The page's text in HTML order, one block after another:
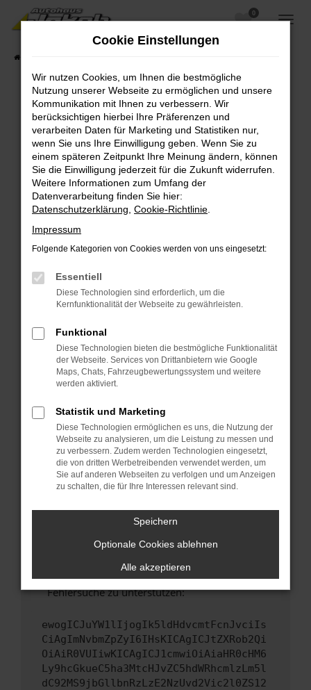
Zum
Hauptinhalt
0
Fehler: Network Error
Beim Laden ist ein Fehler aufgetreten.
Hier sind ein paar Tipps, die dir helfen können:
Überprüfe deine Firewall und deine
Internetverbindung.
Laden andere Webseiten, zum Beispiel deine
Suchmaschine?
Prüfe deine Browsererweiterungen.
Manche Erweiterungen, wie Werbeblocker,
können das Laden bestimmter Seiten
verhindern. Funktioniert die Seite in einem
Fenster?
Starte dein Gerät neu.
Das kann manchmal helfen, vorübergehende
Probleme zu beheben.
Betriebssystem auf dem neuesten Stand
sind.
Veraltete Software birgt nicht nur ein
Sicherheitsrisiko, sondern kann auch dazu
führen, dass bestimmte Funktionen nicht mehr
unterstützt werden.
Wende dich an den Webseitenbetreiber.
Wenn du alle oben genannten Schritte versucht
hast, kontaktiere uns bitte. Wir werden
versuchen, das Problem zu beheben. Du kannst
uns diesen Text schicken, um uns bei der
Fehlersuche zu unterstützen:
ewogICJuYW1lIjogIk5ldHdvcmtFcnJvciIs
CiAgImNvbmZpZyI6IHsKICAgICJtZXRob2Qi
OiAiR0VUIiwKICAgICJ1cmwiOiAiaHR0cHM6
Ly9hcGkueC5ha3MtcHJvZC5hdWRhcmlzLm5l
dC92MS9jbGllbnRzLzE2NzUvd2Vic2l0ZS12
Cookie Einstellungen
Wir nutzen Cookies, um Ihnen die bestmögliche
Nutzung unserer Webseite zu ermöglichen und unsere
Kommunikation mit Ihnen zu verbessern. Wir
berücksichtigen hierbei Ihre Präferenzen und
verarbeiten Daten für Marketing und Statistiken nur,
wenn Sie uns Ihre Einwilligung geben. Wenn Sie zu
einem späteren Zeitpunkt Ihre Meinung ändern, können
Sie die Einwilligung jederzeit für die Zukunft widerrufen.
Weitere Informationen zum Umfang der
Datenverarbeitung finden Sie hier:
Datenschutzerklärung Cookie-Richtlinie
Impressum
Folgende Kategorien von Cookies werden von uns eingesetzt:
Essentiell
Diese Technologien sind erforderlich, um die
Kernfunktionalität der Webseite zu gewährleisten.
Funktional
Diese Technologien bieten die bestmögliche Funktionalität
der Webseite. Services von Drittanbietern wie Google
Maps, Chats, Fahrzeugbewertungssystem und weitere
werden aktiviert.
Statistik und Marketing
Diese Technologien ermöglichen es uns, die Nutzung der
Webseite zu analysieren, um die Leistung zu messen und
zu verbessern. Zudem werden Technologien eingesetzt,
die von dritten Werbetreibenden verwendet werden, um
Sie auf anderen Webseiten zu verfolgen und um Anzeigen
zu schalten, die für Ihre Interessen relevant sind.
Speichern
Optionale Cookies ablehnen
Alle akzeptieren